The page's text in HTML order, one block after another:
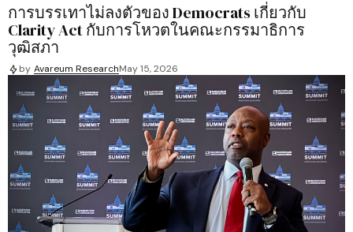
การบรรเทาไม่ลงตัวของ Democrats เกี่ยวกับ
Clarity Act กับการโหวตในคณะกรรมาธิการ
วุฒิสภา
by Avareum ResearchMay 15, 2026